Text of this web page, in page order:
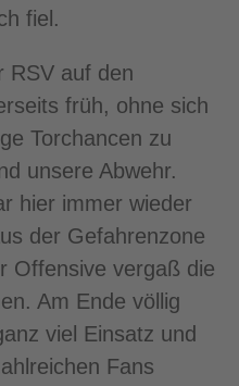
fiel.
RSV auf den
früh, ohne sich
Torchancen zu
unsere Abwehr.
hier immer wieder
der Gefahrenzone
Offensive vergaß die
Am Ende völlig
viel Einsatz und
Fans